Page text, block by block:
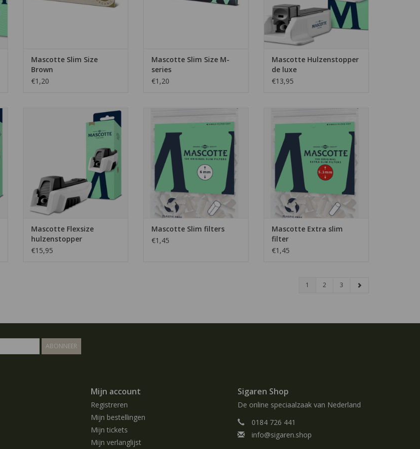
Mascotte Slim Size
Brown
€1,20
Mascotte Slim Size M-
series
€1,20
modellen, maar voor de meeste
mensen is dit artikel het best
geschikt.
TOEVOEGEN AAN WINKELWAGEN
Mascotte Hulzenstopper
de luxe
€13,95
De Mascotte flexsize
hulzenstopper is geschikt voor
de normale filters van Mascotte
hierbij is de filter net wat langer.
TOEVOEGEN AAN WINKELWAGEN
Mascotte Flexsize
hulzenstopper
€15,95
Maak uw eigen shagje, voorzien
van een filter en filter de rook.
TOEVOEGEN AAN WINKELWAGEN
Mascotte Slim filters
€1,45
De smalste filter uit het
assortiment van Mascotte,
daarom zitten er in een zakje wel
150 filters.
TOEVOEGEN AAN WINKELWAGEN
Mascotte Extra slim
filter
€1,45
1 2 3
ABONNEER
Mijn account
Registreren
Mijn bestellingen
Mijn tickets
Mijn verlanglijst
Sigaren Shop
De online speciaalzaak van Nederland
0184 726 441
info@sigaren.shop